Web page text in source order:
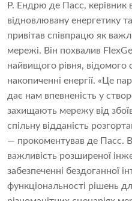
Р. Ендрю де Пасс, керівник
відновлювану енергетику
привітав співпрацю як
мережі. Він похвалив
найвищого рівня, відомого
накопиченні енергії. «Це
дає нам впевненість у
захищають мережу від
спільну відданість
— прокоментував де Пасс.
важливість розширеної
забезпеченні бездоганної
функціональності рішень